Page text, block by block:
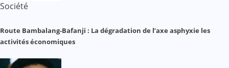
Société
Route Bambalang-Bafanji : La dégradation de l’axe asphyxie les
activités économiques